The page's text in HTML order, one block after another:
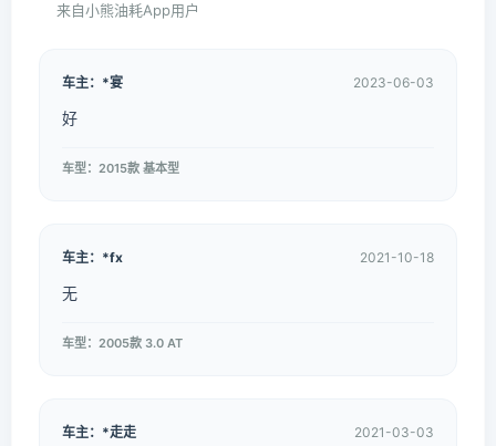
来自小熊油耗App用户
车主：*宴 2023-06-03
好
车型：2015款 基本型
车主：*fx 2021-10-18
无
车型：2005款 3.0 AT
车主：*走走 2021-03-03